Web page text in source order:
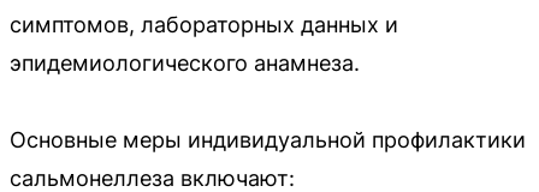
симптомов, лабораторных данных и
эпидемиологического анамнеза.
Основные меры индивидуальной профилактики
сальмонеллеза включают: